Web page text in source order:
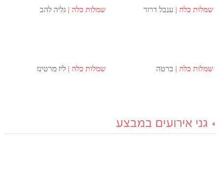
שמלות כלה ענבל דרור שמלות כלה גליה להב
שמלות כלה ברטה שמלות כלה ליז מרטינז
גני אירועים במבצע